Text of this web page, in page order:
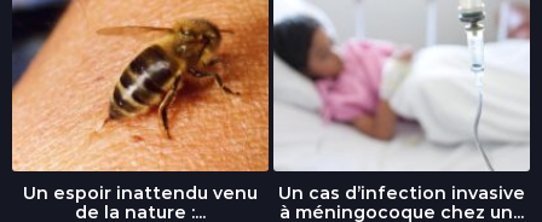
Un espoir inattendu venu
de la nature :...
Un cas d’infection invasive
à méningocoque chez un...